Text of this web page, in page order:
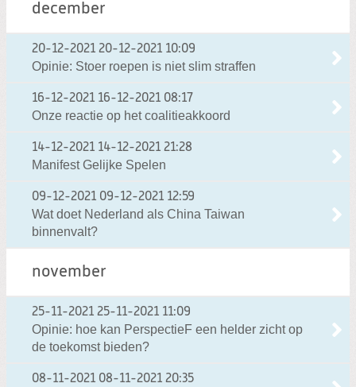
december
20-12-2021 20-12-2021 10:09
Opinie: Stoer roepen is niet slim straffen
16-12-2021 16-12-2021 08:17
Onze reactie op het coalitieakkoord
14-12-2021 14-12-2021 21:28
Manifest Gelijke Spelen
09-12-2021 09-12-2021 12:59
Wat doet Nederland als China Taiwan
binnenvalt?
november
25-11-2021 25-11-2021 11:09
Opinie: hoe kan PerspectieF een helder zicht op
de toekomst bieden?
08-11-2021 08-11-2021 20:35